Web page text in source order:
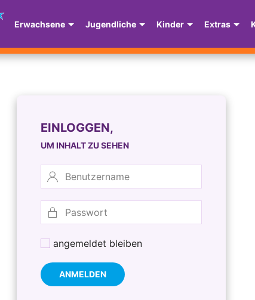
Erwachsene Jugendliche Kinder Extras
EINLOGGEN,
UM INHALT ZU SEHEN
angemeldet bleiben
ANMELDEN